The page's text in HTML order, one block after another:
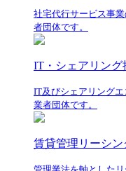
社宅代行サービス事
者団体です。
IT・シェアリング
IT及びシェアリング
業者団体です。
賃貸管理リーシ